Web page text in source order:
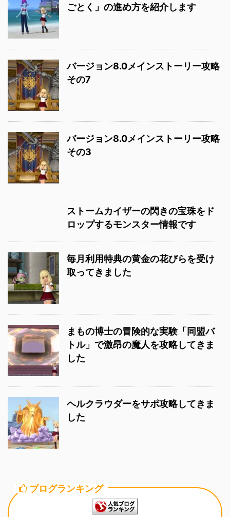
ごとく」の進め方を紹介します
バージョン8.0メインストーリー攻略
その7
バージョン8.0メインストーリー攻略
その3
ストームカイザーの閃きの宝珠をド
ロップするモンスター情報です
毎月利用特典の黄金の花びらを受け
取ってきました
まもの博士の冒険的な実験「同盟バ
トル」で激昂の魔人を攻略してきま
した
ヘルクラウダーをサポ攻略してきま
した
ブログランキング